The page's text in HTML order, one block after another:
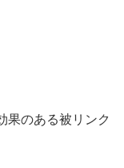
果のある被リンク